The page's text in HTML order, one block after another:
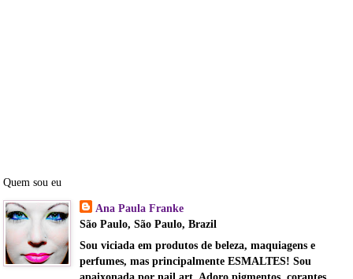
Quem sou eu
Ana Paula Franke
São Paulo, São Paulo, Brazil
Sou viciada em produtos de beleza, maquiagens e
perfumes, mas principalmente ESMALTES! Sou